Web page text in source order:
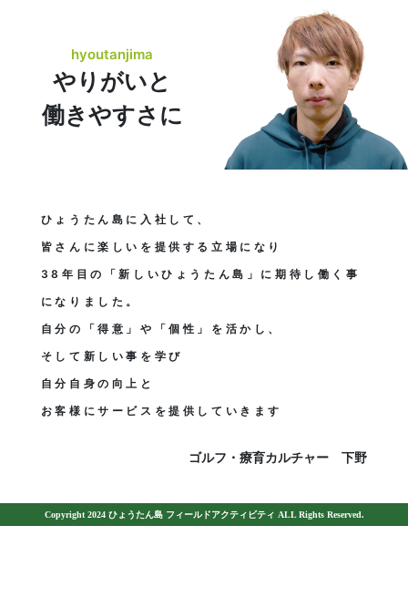
hyoutanjima
やりがいと
働きやすさに
ひょうたん島に入社して、
皆さんに楽しいを提供する立場になり
38年目の「新しいひょうたん島」に期待し働く事
になりました。
自分の「得意」や「個性」を活かし、
そして新しい事を学び
自分自身の向上と
お客様にサービスを提供していきます
ゴルフ・療育カルチャー 下野
Copyright 2024 ひょうたん島 フィールドアクティビティ ALL Rights Reserved.